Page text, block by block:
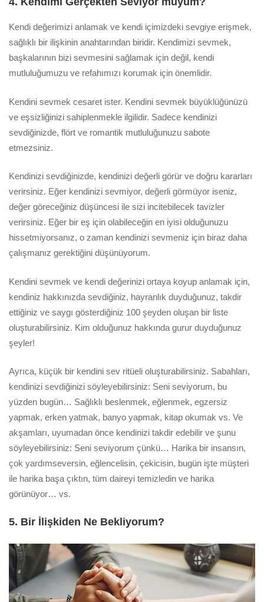
Kendi değerimizi anlamak ve kendi içimizdeki sevgiye erişmek,
sağlıklı bir ilişkinin anahtarından biridir. Kendimizi sevmek,
başkalarının bizi sevmesini sağlamak için değil, kendi
mutluluğumuzu ve refahımızı korumak için önemlidir.
Kendini sevmek cesaret ister. Kendini sevmek büyüklüğünüzü
ve eşsizliğinizi sahiplenmekle ilgilidir. Sadece kendinizi
sevdiğinizde, flört ve romantik mutluluğunuzu sabote
etmezsiniz.
Kendinizi sevdiğinizde, kendinizi değerli görür ve doğru kararları
verirsiniz. Eğer kendinizi sevmiyor, değerli görmüyor iseniz,
değer göreceğiniz düşüncesi ile sizi incitebilecek tavizler
verirsiniz. Eğer bir eş için olabileceğin en iyisi olduğunuzu
hissetmiyorsanız, o zaman kendinizi sevmeniz için biraz daha
çalışmanız gerektiğini düşünüyorum.
Kendini sevmek ve kendi değerinizi ortaya koyup anlamak için,
kendiniz hakkınızda sevdiğiniz, hayranlık duyduğunuz, takdir
ettiğiniz ve saygı gösterdiğiniz 100 şeyden oluşan bir liste
oluşturabilirsiniz. Kim olduğunuz hakkında gurur duyduğunuz
şeyler!
Ayrıca, küçük bir kendini sev ritüeli oluşturabilirsiniz. Sabahları,
kendinizi sevdiğinizi söyleyebilirsiniz: Seni seviyorum, bu
yüzden bugün… Sağlıklı beslenmek, eğlenmek, egzersiz
yapmak, erken yatmak, banyo yapmak, kitap okumak vs. Ve
akşamları, uyumadan önce kendinizi takdir edebilir ve şunu
söyleyebilirsiniz: Seni seviyorum çünkü… Harika bir insansın,
çok yardımseversin, eğlencelisin, çekicisin, bugün işte müşteri
ile harika başa çıktın, tüm daireyi temizledin ve harika
görünüyor… vs.
5. Bir İlişkiden Ne Bekliyorum?